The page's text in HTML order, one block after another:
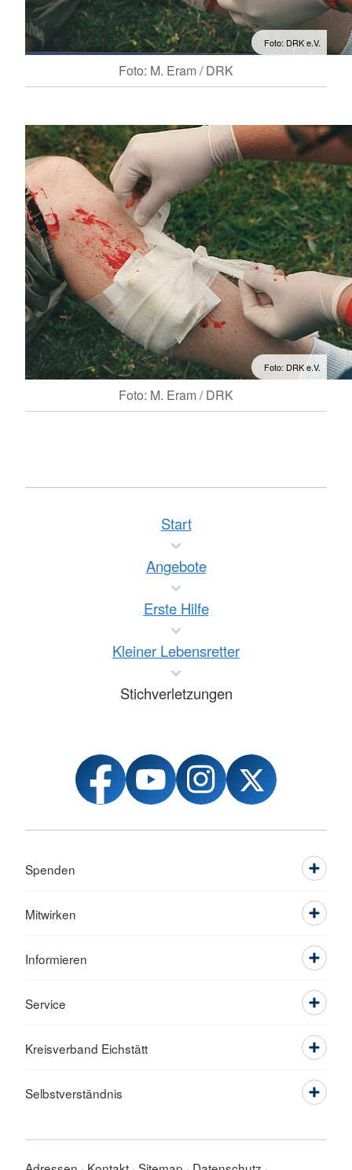
Foto: DRK e.V.
Foto: M. Eram / DRK
Foto: DRK e.V.
Foto: M. Eram / DRK
Start
Angebote
Erste Hilfe
Kleiner Lebensretter
Stichverletzungen
Spenden
Mitwirken
Informieren
Service
Kreisverband Eichstätt
Selbstverständnis